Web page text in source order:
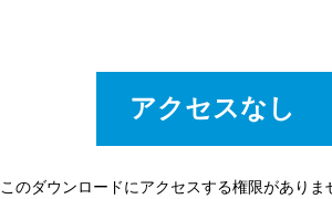
アクセスなし
このダウンロードにアクセスする権限がありま